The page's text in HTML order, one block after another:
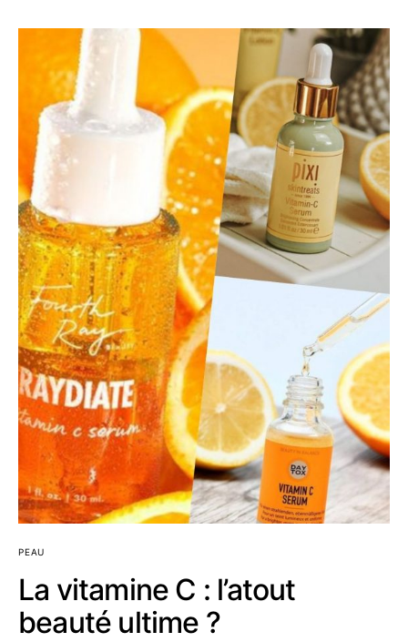
PEAU
La vitamine C : l’atout
beauté ultime ?